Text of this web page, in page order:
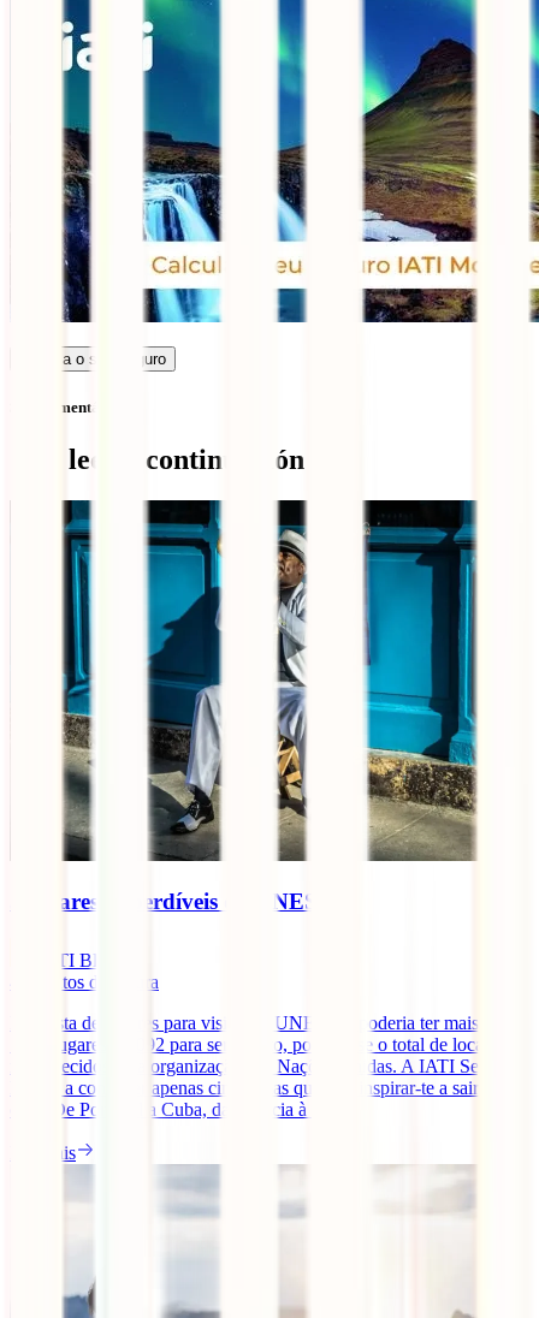
Calcula o seu seguro
Sem comentários
Qué leer a continuación
5 lugares imperdíveis da UNESCO
IATI Blog
minutos de leitura
Esta lista de lugares para visitar da UNESCO poderia ter mais de
1000 lugares – 1092 para ser exacto, pois é esse o total de locais
reconhecidos pela organização das Nações Unidas. A IATI Seguros
leva-te a conhecer apenas cinco, mas que vão inspirar-te a sair de
casa. De Portugal a Cuba, da Croácia à [...]
Ler mais